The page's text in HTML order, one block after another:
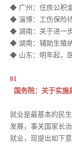
◆ 广州：住房公积
◆ 淄博：工伤保险
◆ 湖南：关于进一
◆ 湖南：辅助生殖
◆ 山东：明年起，
01
国务院：关于实施
就业是最基本的民
发展，事关国家长
就业，现提出如下意